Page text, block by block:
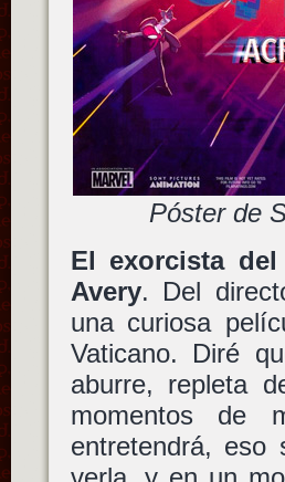
Póster de
El exorcista del
Avery. Del
una curiosa
Vaticano. Diré
aburre, repleta
momentos de
entretendrá, eso